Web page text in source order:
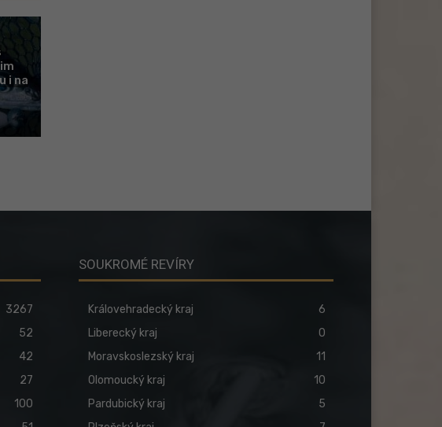
i na
3267
52
42
27
100
SOUKROMÉ REVÍRY
Královehradecký kraj
6
Liberecký kraj
0
Moravskoslezský kraj
11
Olomoucký kraj
10
Pardubický kraj
5